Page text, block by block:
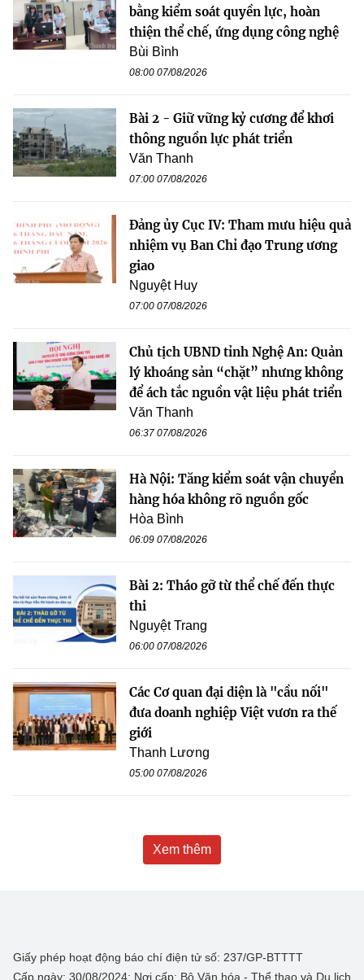
bằng kiểm soát quyền lực, hoàn
thiện thể chế, ứng dụng công nghệ
Bùi Bình
08:00 07/08/2026
Bài 2 - Giữ vững kỷ cương để khơi
thông nguồn lực phát triển
Văn Thanh
07:00 07/08/2026
Đảng ủy Cục IV: Tham mưu hiệu quả
nhiệm vụ Ban Chỉ đạo Trung ương
giao
Nguyệt Huy
07:00 07/08/2026
Chủ tịch UBND tỉnh Nghệ An: Quản
lý khoáng sản “chặt” nhưng không
để ách tắc nguồn vật liệu phát triển
Văn Thanh
06:37 07/08/2026
Hà Nội: Tăng kiểm soát vận chuyển
hàng hóa không rõ nguồn gốc
Hòa Bình
06:09 07/08/2026
Bài 2: Tháo gỡ từ thể chế đến thực
thi
Nguyệt Trang
06:00 07/08/2026
Các Cơ quan đại diện là "cầu nối"
đưa doanh nghiệp Việt vươn ra thế
giới
Thanh Lương
05:00 07/08/2026
Xem thêm
Giấy phép hoạt động báo chí điện tử số: 237/GP-BTTTT
Cấp ngày: 30/08/2024; Nơi cấp: Bộ Văn hóa - Thể thao và Du lịch